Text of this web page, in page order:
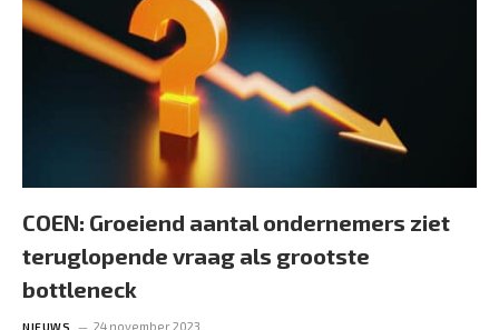
COEN: Groeiend aantal ondernemers ziet
teruglopende vraag als grootste
bottleneck
NIEUWS 24 november 2023